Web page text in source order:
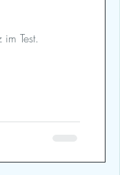
Test.